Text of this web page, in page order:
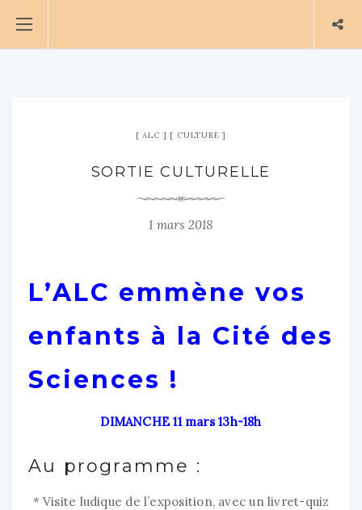
ALC CULTURE
SORTIE CULTURELLE
1 mars 2018
L’ALC emmène vos
enfants à la Cité des
Sciences !
DIMANCHE 11 mars 13h-18h
Au programme :
* Visite ludique de l’exposition, avec un livret-quiz